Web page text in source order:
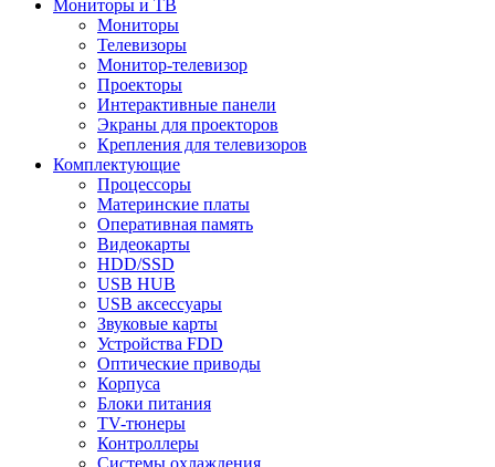
Мониторы и ТВ
Мониторы
Телевизоры
Монитор-телевизор
Проекторы
Интерактивные панели
Экраны для проекторов
Крепления для телевизоров
Комплектующие
Процессоры
Материнские платы
Оперативная память
Видеокарты
HDD/SSD
USB HUB
USB аксессуары
Звуковые карты
Устройства FDD
Оптические приводы
Корпуса
Блоки питания
TV-тюнеры
Контроллеры
Системы охлаждения